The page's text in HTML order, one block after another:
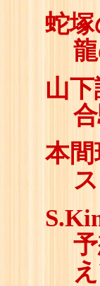
蛇塚
山下
本間